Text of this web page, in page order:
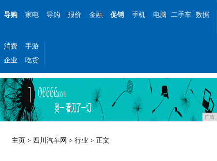
导购 家电 导购 报价 金融 促销 手机 电脑 二手车 数据
消费
手游
企业
吃货
广告
主页 > 四川汽车网 >行业 > 正文